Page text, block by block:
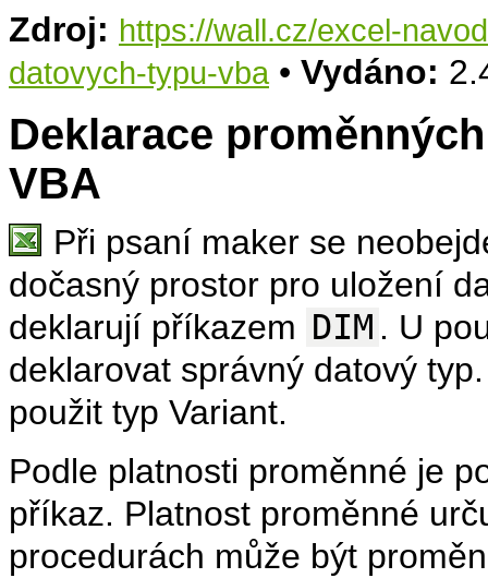
Zdroj: https://wall.cz/excel-
datovych-typu-vba• Vydáno:
Deklarace
VBA
Při psaní maker se
dočasný prostor pro uložení
deklarují příkazem DIM . U
deklarovat správný datový
použit typ Variant.
Podle platnosti proměnné je
příkaz. Platnost proměnné
procedurách může být